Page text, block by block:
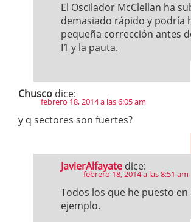
El Oscilador McClellan ha
demasiado rápido y podría
pequeña corrección antes
I1 y la pauta.
Chusco dice:
febrero 18, 2014 a las 6:05 am
y q sectores son fuertes?
JavierAlfayate dice:
febrero 18, 2014 a las 8:51 am
Todos los que he puesto
ejemplo.